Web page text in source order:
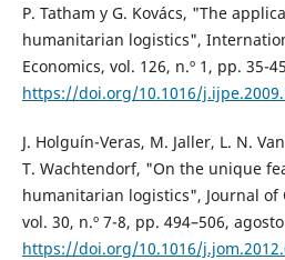
P. Tatham y G. Kovács, "The
humanitarian logistics",
Economics, vol. 126, n.º 1, pp. 35-
https://doi.org/10.1016/
J. Holguín-Veras, M. Jaller, L. N.
T. Wachtendorf, "On the unique
humanitarian logistics", Journal of
vol. 30, n.º 7-8, pp. 494–506,
https://doi.org/10.1016/